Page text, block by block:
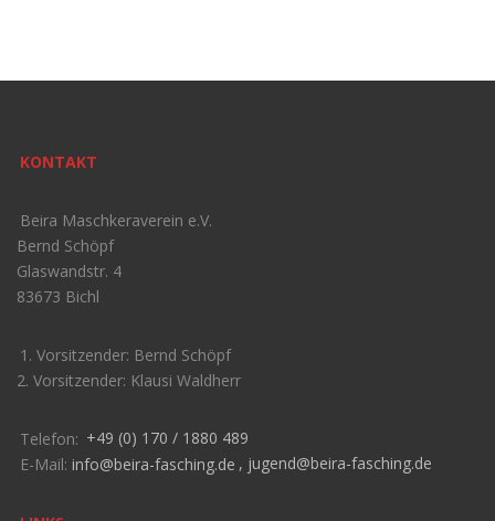
KONTAKT
Beira Maschkeraverein e.V.
Bernd Schöpf
Glaswandstr. 4
83673 Bichl
1. Vorsitzender: Bernd Schöpf
2. Vorsitzender: Klausi Waldherr
Telefon: +49 (0) 170 / 1880 489
E-Mail: info@beira-fasching.de , jugend@beira-fasching.de